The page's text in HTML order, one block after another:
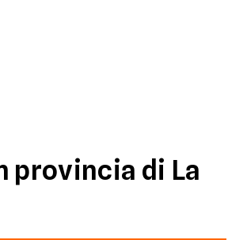
provincia di La